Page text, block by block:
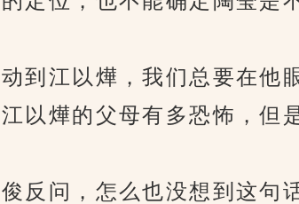
江以燁，我们总要在他
以燁的父母有多恐怖，但
问，怎么也没想到这句